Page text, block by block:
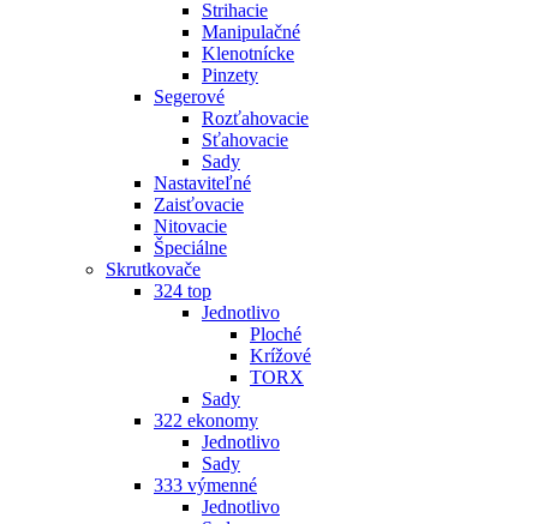
Strihacie
Manipulačné
Klenotnícke
Pinzety
Segerové
Rozťahovacie
Sťahovacie
Sady
Nastaviteľné
Zaisťovacie
Nitovacie
Špeciálne
Skrutkovače
324 top
Jednotlivo
Ploché
Krížové
TORX
Sady
322 ekonomy
Jednotlivo
Sady
333 výmenné
Jednotlivo